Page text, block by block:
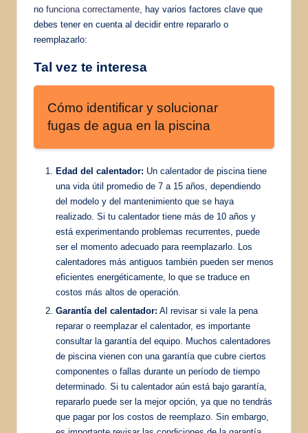
no funciona correctamente , hay varios factores clave que
debes tener en cuenta al decidir entre repararlo o
reemplazarlo:
Tal vez te interesa
Cómo identificar y solucionar
fugas de agua en la piscina
Edad del calentador: Un calentador de piscina tiene
una vida útil promedio de 7 a 15 años, dependiendo
del modelo y del mantenimiento que se haya
realizado. Si tu calentador tiene más de 10 años y
está experimentando problemas recurrentes, puede
ser el momento adecuado para reemplazarlo. Los
calentadores más antiguos también pueden ser menos
eficientes energéticamente, lo que se traduce en
costos más altos de operación.
Garantía del calentador: Al revisar si vale la pena
reparar o reemplazar el calentador, es importante
consultar la garantía del equipo. Muchos calentadores
de piscina vienen con una garantía que cubre ciertos
componentes o fallas durante un período de tiempo
determinado. Si tu calentador aún está bajo garantía,
repararlo puede ser la mejor opción, ya que no tendrás
que pagar por los costos de reemplazo. Sin embargo,